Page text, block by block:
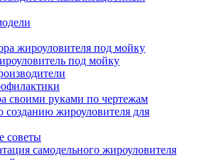
жироуловителя под мойку
под мойку
своими руками по чертежам
созданию жироуловителя для
советы
самодельного жироуловителя